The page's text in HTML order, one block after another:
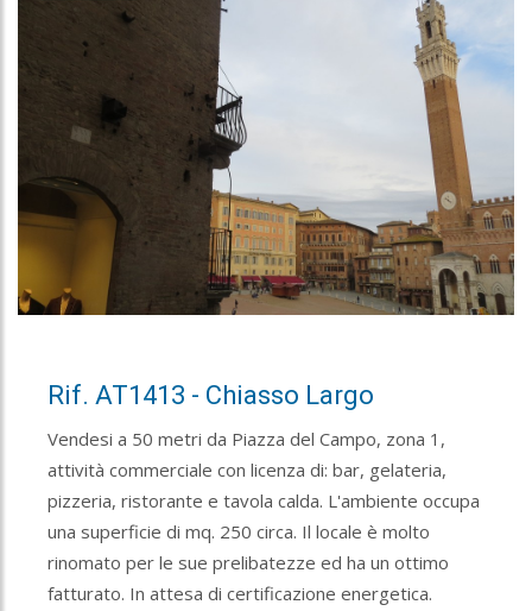
Rif. AT1413 - Chiasso Largo
Vendesi a 50 metri da Piazza del Campo, zona 1,
attività commerciale con licenza di: bar, gelateria,
pizzeria, ristorante e tavola calda. L'ambiente occupa
una superficie di mq. 250 circa. Il locale è molto
rinomato per le sue prelibatezze ed ha un ottimo
fatturato. In attesa di certificazione energetica.